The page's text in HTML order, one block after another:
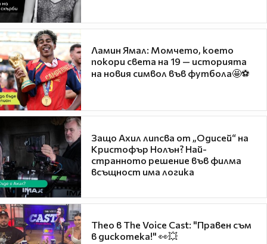
Ламин Ямал: Момчето, което
покори света на 19 — историята
на новия символ във футбола🤩⚽
Защо Ахил липсва от „Одисей“ на
Кристофър Нолън? Най-
странното решение във филма
всъщност има логика
Theo в The Voice Cast: "Правен съм
в дискотека!" 👀💥